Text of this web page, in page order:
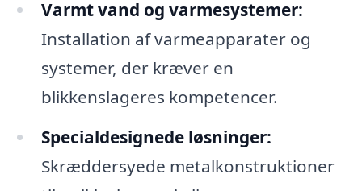
Varmt vand og varmesystemer:
Installation af varmeapparater og
systemer, der kræver en
blikkenslageres kompetencer.
Specialdesignede løsninger:
Skræddersyede metalkonstruktioner